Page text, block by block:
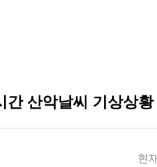
간 산악날씨 기상상황
현